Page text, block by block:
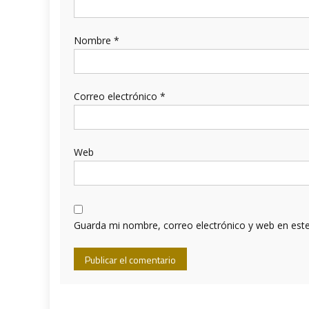
Nombre *
Correo electrónico *
Web
Guarda mi nombre, correo electrónico y web en